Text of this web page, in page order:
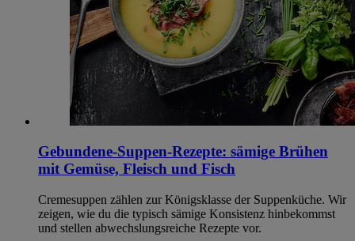
Gebundene-Suppen-Rezepte: sämige Brühen
mit Gemüse, Fleisch und Fisch
Cremesuppen zählen zur Königsklasse der Suppenküche. Wir
zeigen, wie du die typisch sämige Konsistenz hinbekommst
und stellen abwechslungsreiche Rezepte vor.